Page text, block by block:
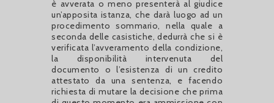
è avverata o meno presenterà al giudice
un’apposita istanza, che darà luogo ad un
procedimento sommario, nella quale a
seconda delle casistiche, dedurrà che si è
verificata l’avveramento della condizione,
la disponibilità intervenuta del
documento o l’esistenza di un credito
attestato da una sentenza, e facendo
richiesta di mutare la decisione che prima